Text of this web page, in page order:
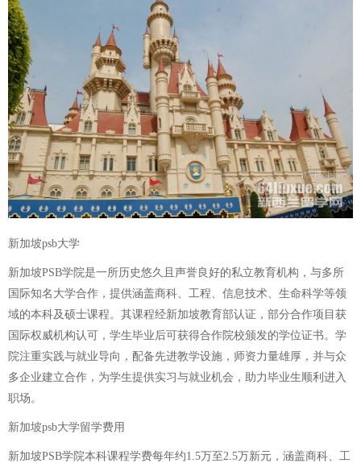
新加坡psb大学
新加坡PSB学院是一所历史悠久且声誉良好的私立教育机构，与多所
国际知名大学合作，提供涵盖商科、工程、信息技术、生命科学等领
域的本科及硕士课程。其课程经新加坡教育部认证，部分合作项目获
国际权威机构认可，学生毕业后可获得合作院校颁发的学位证书。学
院注重实践与就业导向，配备先进教学设施，师资力量雄厚，并与众
多企业建立合作，为学生提供实习与就业机会，助力毕业生顺利进入
职场。
新加坡psb大学留学费用
新加坡PSB学院本科课程学费每年约1.5万至2.5万新元，涵盖商科、工